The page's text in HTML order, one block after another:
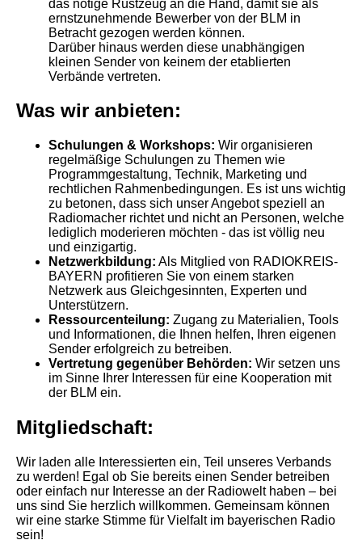
das nötige Rüstzeug an die Hand, damit sie als
ernstzunehmende Bewerber von der BLM in
Betracht gezogen werden können.
Darüber hinaus werden diese unabhängigen
kleinen Sender von keinem der etablierten
Verbände vertreten.
Was wir anbieten:
Schulungen & Workshops: Wir organisieren
regelmäßige Schulungen zu Themen wie
Programmgestaltung, Technik, Marketing und
rechtlichen Rahmenbedingungen. Es ist uns wichtig
zu betonen, dass sich unser Angebot speziell an
Radiomacher richtet und nicht an Personen, welche
lediglich moderieren möchten - das ist völlig neu
und einzigartig.
Netzwerkbildung: Als Mitglied von RADIOKREIS-
BAYERN profitieren Sie von einem starken
Netzwerk aus Gleichgesinnten, Experten und
Unterstützern.
Ressourcenteilung: Zugang zu Materialien, Tools
und Informationen, die Ihnen helfen, Ihren eigenen
Sender erfolgreich zu betreiben.
Vertretung gegenüber Behörden: Wir setzen uns
im Sinne Ihrer Interessen für eine Kooperation mit
der BLM ein.
Mitgliedschaft:
Wir laden alle Interessierten ein, Teil unseres Verbands
zu werden! Egal ob Sie bereits einen Sender betreiben
oder einfach nur Interesse an der Radiowelt haben – bei
uns sind Sie herzlich willkommen. Gemeinsam können
wir eine starke Stimme für Vielfalt im bayerischen Radio
sein!